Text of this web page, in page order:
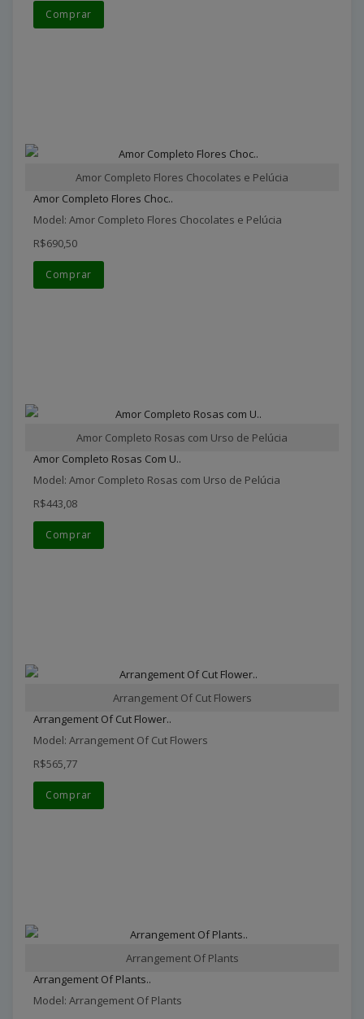
Comprar
Amor Completo Flores Chocolates e Pelúcia
Amor Completo Flores Choc..
Model: Amor Completo Flores Chocolates e Pelúcia
R$690,50
Comprar
Amor Completo Rosas com Urso de Pelúcia
Amor Completo Rosas Com U..
Model: Amor Completo Rosas com Urso de Pelúcia
R$443,08
Comprar
Arrangement Of Cut Flowers
Arrangement Of Cut Flower..
Model: Arrangement Of Cut Flowers
R$565,77
Comprar
Arrangement Of Plants
Arrangement Of Plants..
Model: Arrangement Of Plants